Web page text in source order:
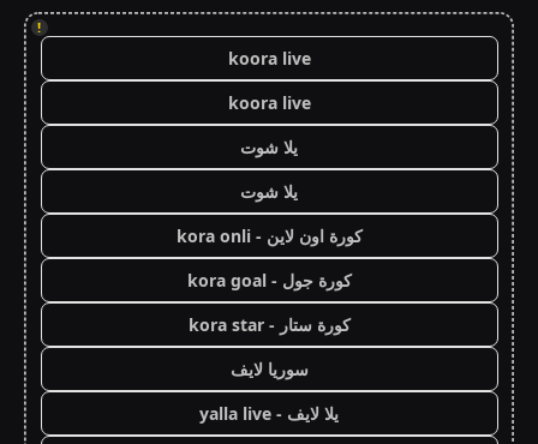
!
koora live
koora live
يلا شوت
يلا شوت
كورة اون لاين - kora onli
كورة جول - kora goal
كورة ستار - kora star
سوريا لايف
يلا لايف - yalla live